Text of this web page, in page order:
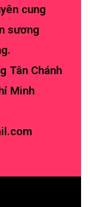
cung
sương
Tân Chánh
Minh